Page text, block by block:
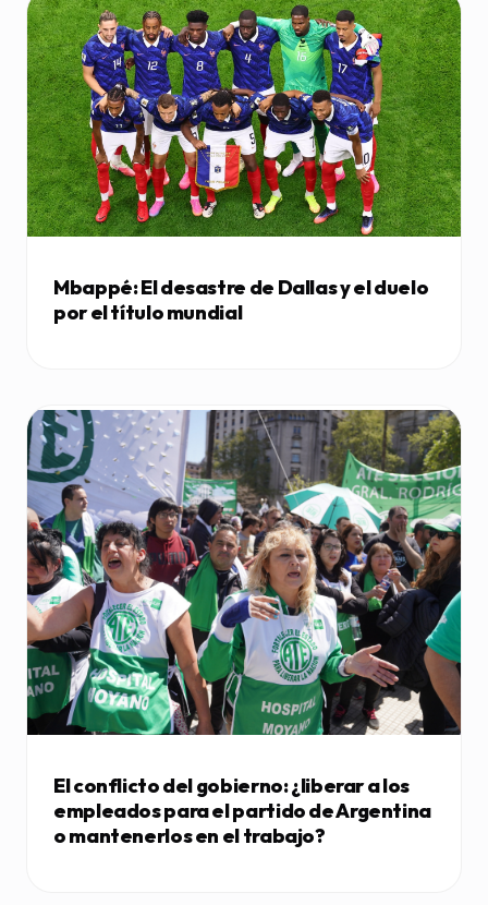
Mbappé: El desastre de Dallas y el duelo
por el título mundial
El conflicto del gobierno: ¿liberar a los
empleados para el partido de Argentina
o mantenerlos en el trabajo?